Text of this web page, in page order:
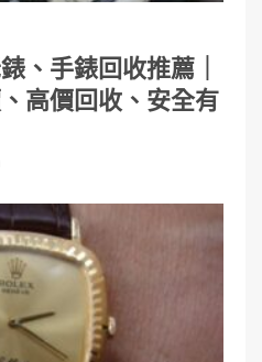
、手錶回收推薦｜
高價回收、安全有